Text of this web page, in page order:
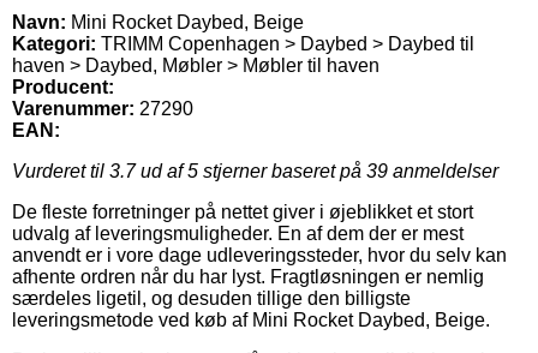
Navn: Mini Rocket Daybed, Beige
Kategori: TRIMM Copenhagen > Daybed > Daybed til
haven > Daybed, Møbler > Møbler til haven
Producent:
Varenummer: 27290
EAN:
Vurderet til 3.7ud af 5 stjerner baseret på 39 anmeldelser
De fleste forretninger på nettet giver i øjeblikket et stort
udvalg af leveringsmuligheder. En af dem der er mest
anvendt er i vore dage udleveringssteder, hvor du selv kan
afhente ordren når du har lyst. Fragtløsningen er nemlig
særdeles ligetil, og desuden tillige den billigste
leveringsmetode ved køb af Mini Rocket Daybed, Beige.